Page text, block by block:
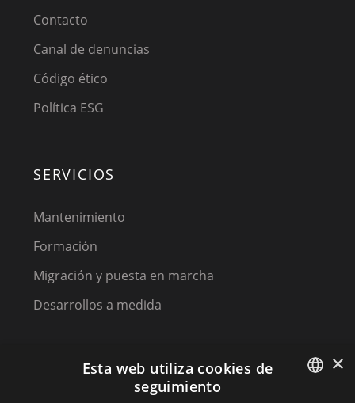
Contacto
Canal de denuncias
Código ético
Política ESG
SERVICIOS
Mantenimiento
Formación
Migración y puesta en marcha
Desarrollos a medida
×
Esta web utiliza cookies de
seguimiento